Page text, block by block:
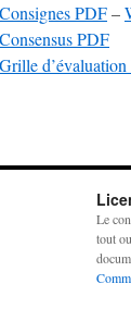
Consignes PDF–
Consensus PDF
Grille
Le
tout